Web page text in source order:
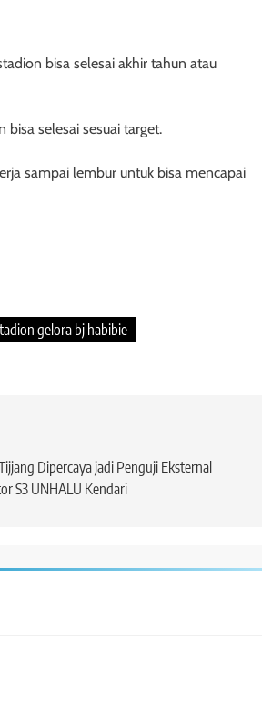
bisa selesai akhir tahun atau
selesai sesuai target.
sampai lembur untuk bisa mencapai
gelora bj habibie
Dipercaya jadi Penguji Eksternal
S3 UNHALU Kendari